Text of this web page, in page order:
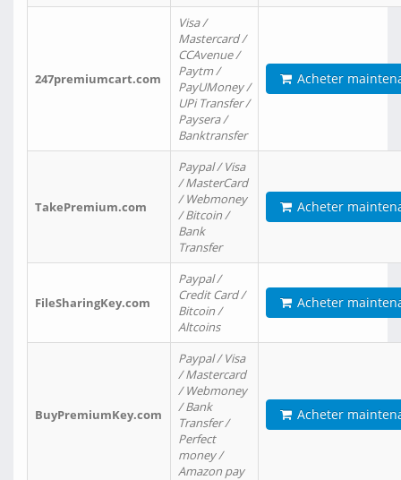
247premiumcart.com
Visa /
Mastercard /
CCAvenue /
Paytm /
PayUMoney /
UPi Transfer /
Paysera /
Banktransfer
Acheter
TakePremium.com
Paypal / Visa
/ MasterCard
/ Webmoney
/ Bitcoin /
Bank
Transfer
Acheter
FileSharingKey.com
Paypal /
Credit Card /
Bitcoin /
Altcoins
Acheter
BuyPremiumKey.com
Paypal / Visa
/ Mastercard
/ Webmoney
/ Bank
Transfer /
Perfect
money /
Amazon pay
Acheter